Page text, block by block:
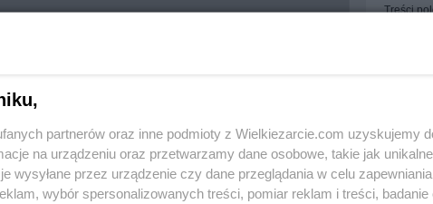
mnie
Treści
partnerów oraz inne podmioty z Wielkiezarcie.com uzyskujemy
na urządzeniu oraz przetwarzamy dane osobowe, takie jak
wysyłane przez urządzenie czy dane przeglądania w celu zapewniania
wybór spersonalizowanych treści, pomiar reklam i treści, badanie